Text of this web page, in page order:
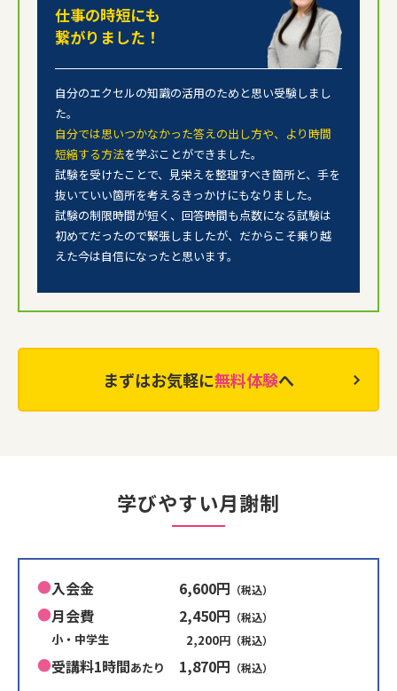
仕事の時短にも
繋がりました！
自分のエクセルの知識の活用のためと思い受験しまし
た。
自分では思いつかなかった答えの出し方や、より時間
短縮する方法を学ぶことができました。
試験を受けたことで、見栄えを整理すべき箇所と、 手を
抜いていい箇所を考えるきっかけにもなりました。
試験の制限時間が短く、回答時間も点数になる試験は
初めてだったので緊張しましたが、 だからこそ乗り越
えた今は自信になったと思います。
まずはお気軽に無料体験へ
学びやすい月謝制
入会金 6,600円 （税込）
月会費
小・中学生
2,450円 （税込）
2,200円 （税込）
受講料1時間あたり 1,870円 （税込）